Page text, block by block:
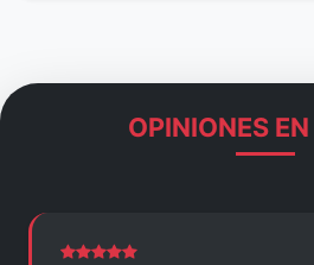
OPINIONES